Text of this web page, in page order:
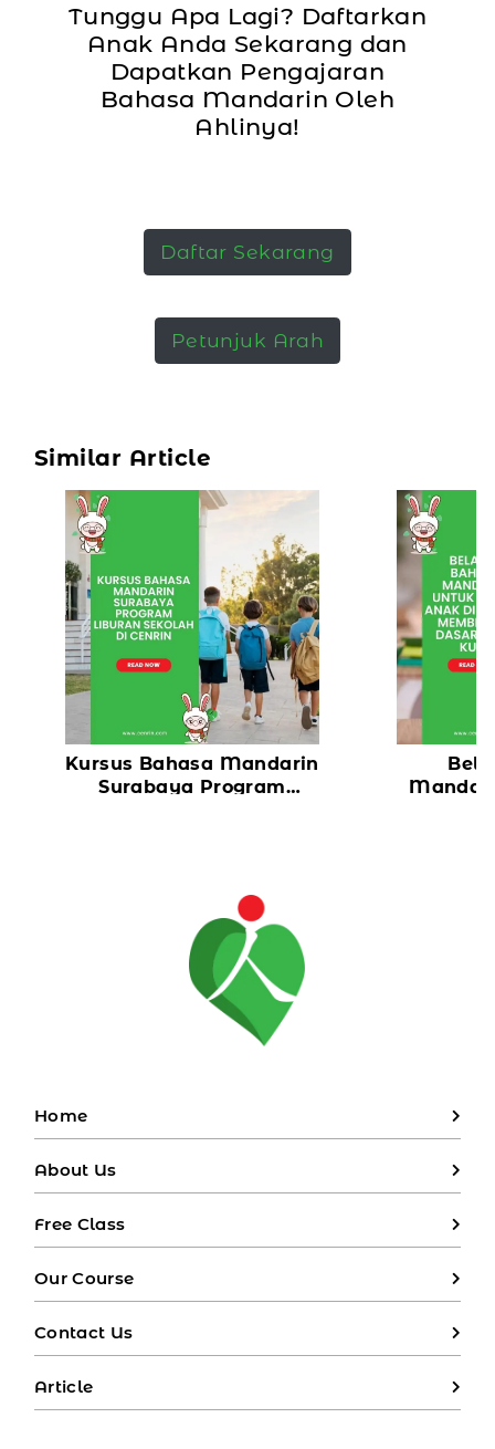
Tunggu Apa Lagi? Daftarkan
Anak Anda Sekarang dan
Dapatkan Pengajaran
Bahasa Mandarin Oleh
Ahlinya!
Daftar Sekarang
Petunjuk Arah
Similar Article
Kursus Bahasa Mandarin
Surabaya Program
Home
About Us
Free Class
Our Course
Contact Us
Article